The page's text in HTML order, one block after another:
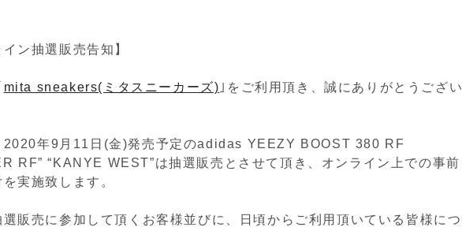
イン抽選販売告知】
mita sneakers(ミタスニーカーズ) ｣をご利用頂き、誠にありがとうござい
2020年9月11日(金)発売予定のadidas YEEZY BOOST 380 RF
RF” “KANYE WEST”は抽選販売とさせて頂き、オンライン上での事前
実施致します。
選販売に参加して頂くお客様並びに、日頃からご利用頂いている皆様につ